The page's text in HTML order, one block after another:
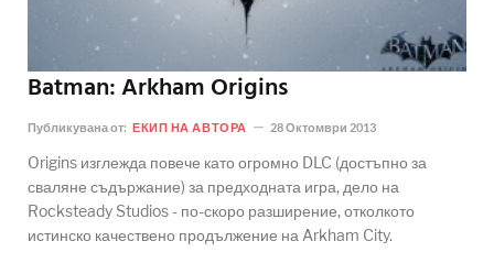
Batman: Arkham Origins
Публикувана от: ЕКИП НА АВТОРА 28 Октомври 2013
Origins изглежда повече като огромно DLC (достъпно за
сваляне съдържание) за предходната игра, дело на
Rocksteady Studios - по-скоро разширение, отколкото
истинско качествено продължение на Arkham City.